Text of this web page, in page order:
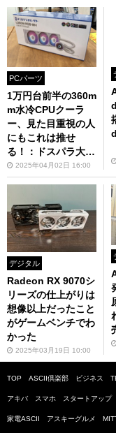
PCパーツ
1万円台前半の360m
m水冷CPUクーラ
ー、見た目重視の人
にもこれは推せ
る！：ドスパラ大
阪・なんば店
2025年04月02日 16:00
デジタル
Radeon RX 9070シ
リーズの仕上がりは
想像以上だったこと
がゲームベンチでわ
かった
2025年03月19日 10:00
TOP ASCII倶楽部 ビジネス
アキバ スマホ スタートアップ
家電ASCII アスキーグルメ